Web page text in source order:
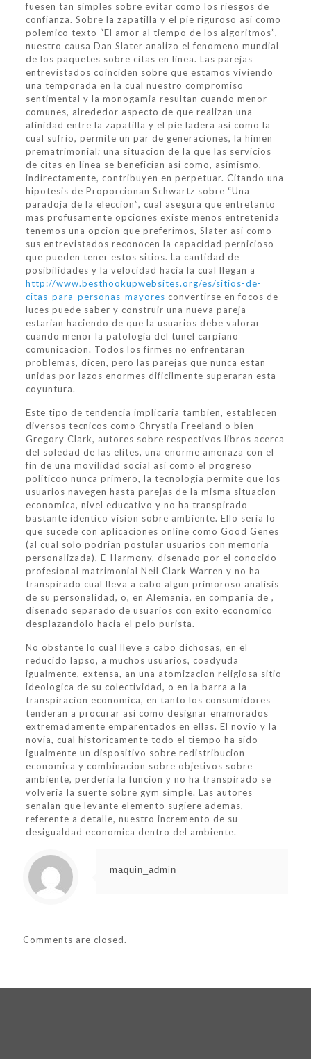
fuesen tan simples sobre evitar como los riesgos de
confianza. Sobre la zapatilla y el pie riguroso asi­ como
polemico texto “El amor al tiempo de los algoritmos”,
nuestro causa Dan Slater analizo el fenomeno mundial
de los paquetes sobre citas en linea. Las parejas
entrevistados coinciden sobre que estamos viviendo
una temporada en la cual nuestro compromiso
sentimental y la monogamia resultan cuando menor
comunes, alrededor aspecto de que realizan una
afinidad entre la zapatilla y el pie ladera asi­ como la
cual sufrio, permite un par de generaciones, la himen
prematrimonial; una situacion de la que las servicios
de citas en linea se benefician asi­ como, asimismo,
indirectamente, contribuyen en perpetuar. Citando una
hipotesis de Proporcionan Schwartz sobre “Una
paradoja de la eleccion”, cual asegura que entretanto
mas profusamente opciones existe menos entretenida
tenemos una opcion que preferimos, Slater asi­ como
sus entrevistados reconocen la capacidad pernicioso
que pueden tener estos sitios. La cantidad de
posibilidades y la velocidad hacia la cual llegan a
http://www.besthookupwebsites.org/es/sitios-de-
citas-para-personas-mayores convertirse en focos de
luces puede saber y construir una nueva pareja
estarian haciendo de que la usuarios debe valorar
cuando menor la patologi­a del tunel carpiano
comunicacion. Todos los firmes no enfrentaran
problemas, dicen, pero las parejas que nunca estan
unidas por lazos enormes dificilmente superaran esta
coyuntura.
Este tipo de tendencia implicaria tambien, establecen
diversos tecnicos como Chrystia Freeland o bien
Gregory Clark, autores sobre respectivos libros acerca
del soledad de las elites, una enorme amenaza con el
fin de una movilidad social asi­ como el progreso
politicoo nunca primero, la tecnologia permite que los
usuarios navegen hasta parejas de la misma situacion
economica, nivel educativo y no ha transpirado
bastante identico vision sobre ambiente. Ello seri­a lo
que sucede con aplicaciones online como Good Genes
(al cual solo podrian postular usuarios con memoria
personalizada), E-Harmony, disenado por el conocido
profesional matrimonial Neil Clark Warren y no ha
transpirado cual lleva a cabo algun primoroso analisis
de su personalidad, o, en Alemania, en compania de ,
disenado separado de usuarios con exito economico
desplazandolo hacia el pelo purista.
No obstante lo cual lleve a cabo dichosas, en el
reducido lapso, a muchos usuarios, coadyuda
igualmente, extensa, an una atomizacion religiosa sitio
ideologica de su colectividad, o en la barra a la
transpiracion economica, en tanto los consumidores
tenderan a procurar asi­ como designar enamorados
extremadamente emparentados en ellas. El novio y la
novia, cual historicamente todo el tiempo ha sido
igualmente un dispositivo sobre redistribucion
economica y combinacion sobre objetivos sobre
ambiente, perderia la funcion y no ha transpirado se
volveria la suerte sobre gym simple. Las autores
senalan que levante elemento sugiere ademas,
referente a detalle, nuestro incremento de su
desigualdad economica dentro del ambiente.
maquin_admin
Comments are closed.